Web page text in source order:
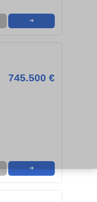
➜
745.500 €
➜